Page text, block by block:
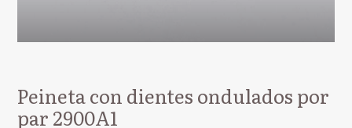
Peineta con dientes ondulados por
par 2900A1